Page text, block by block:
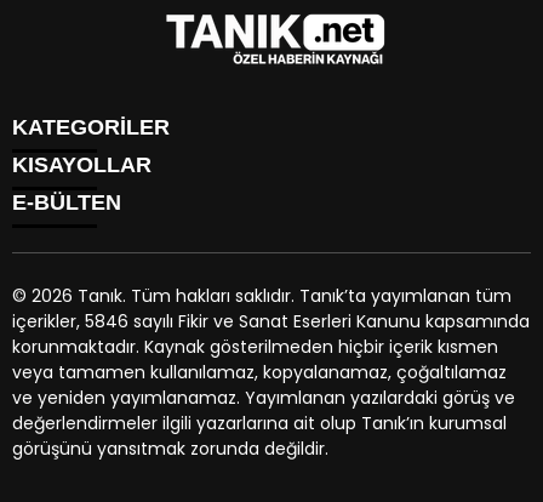
KATEGORİLER
GÜNDEM
EKONOMİ
SİYASET
YAŞAM
BİYOGRAFİLER
EGE BÖLGESİ
KISAYOLLAR
HAVA DURUMU
TRAFİK DURUMU
PUAN DURUMU
PİYASALAR
HİSSELER
PARİTELER
KÜNYE
İLETİŞİM
E-BÜLTEN
tanik.nete-bültenine abone olarak, tarafınıza haber, duyuru
ve kampanya içerikli e-postaların gönderilmesini kabul etmiş
olursunuz.
© 2026 Tanık. Tüm hakları saklıdır. Tanık’ta yayımlanan tüm
içerikler, 5846 sayılı Fikir ve Sanat Eserleri Kanunu kapsamında
korunmaktadır. Kaynak gösterilmeden hiçbir içerik kısmen
veya tamamen kullanılamaz, kopyalanamaz, çoğaltılamaz
ve yeniden yayımlanamaz. Yayımlanan yazılardaki görüş ve
değerlendirmeler ilgili yazarlarına ait olup Tanık’ın kurumsal
görüşünü yansıtmak zorunda değildir.